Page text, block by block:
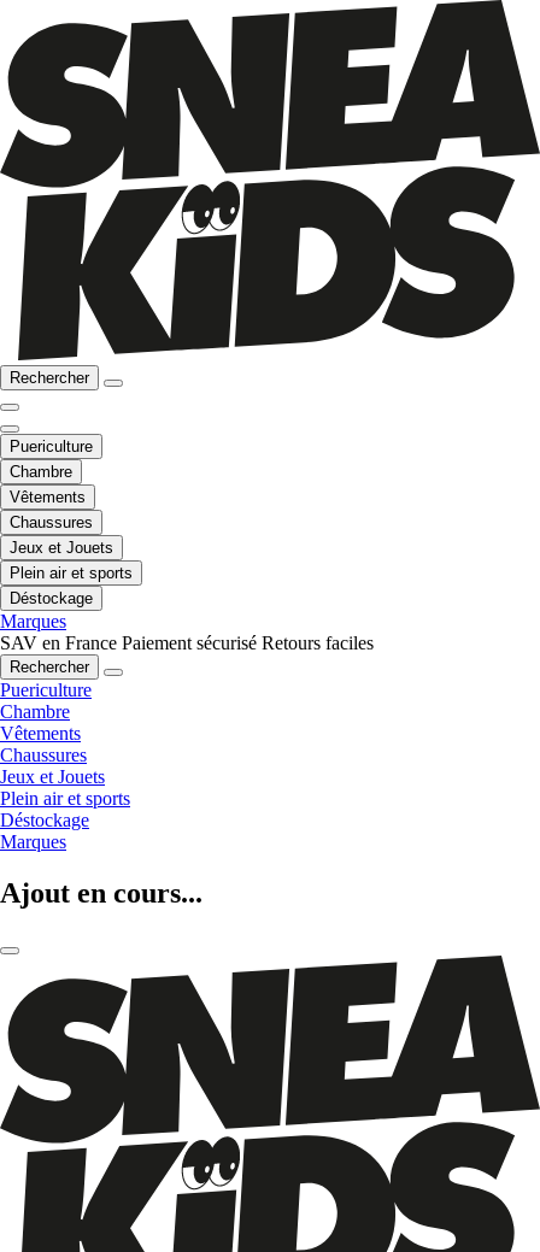
Rechercher
Puericulture
Chambre
Vêtements
Chaussures
Jeux et Jouets
Plein air et sports
Déstockage
Marques
SAV en France Paiement sécurisé Retours faciles
Rechercher
Puericulture
Chambre
Vêtements
Chaussures
Jeux et Jouets
Plein air et sports
Déstockage
Marques
Ajout en cours...